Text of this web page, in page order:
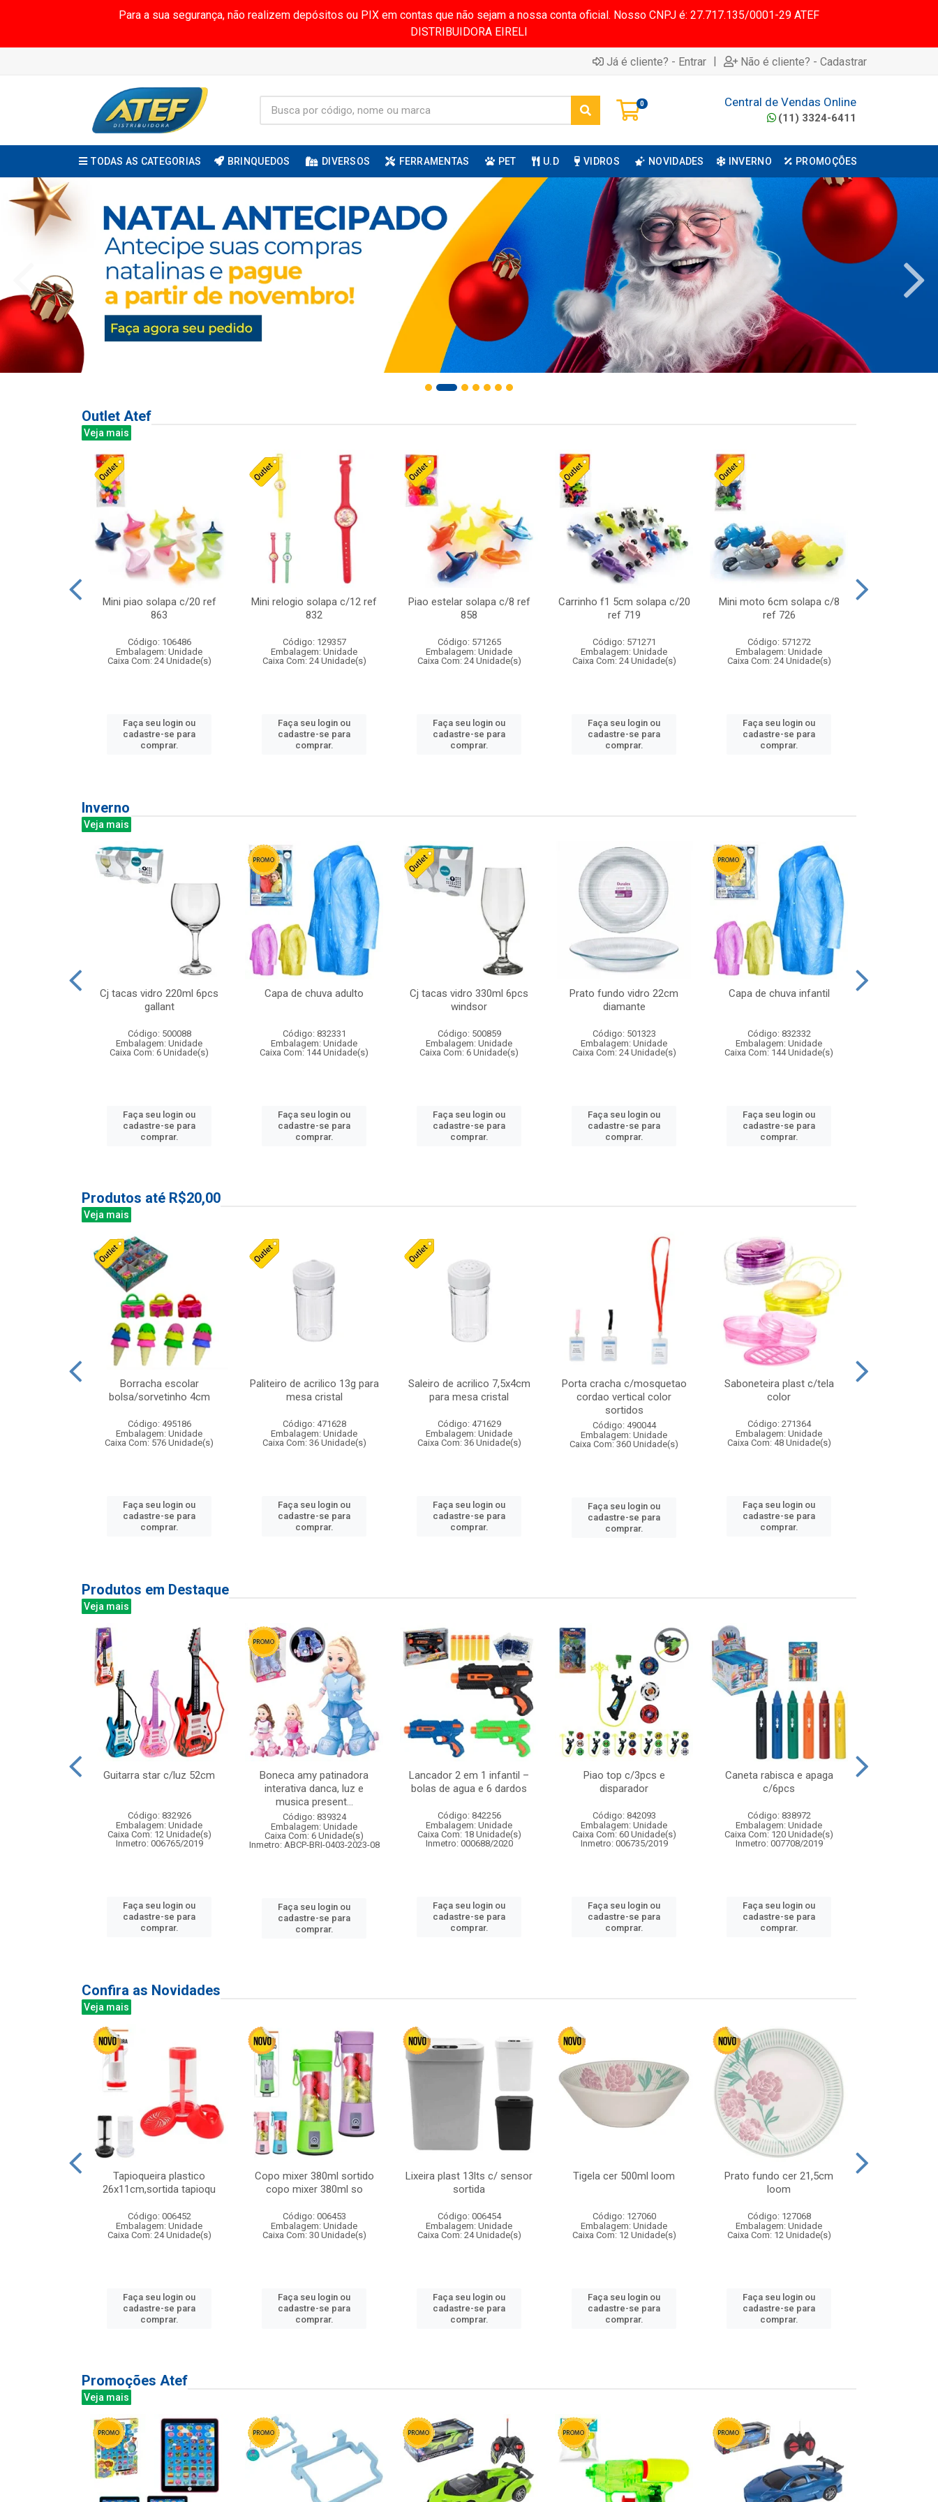
Para a sua segurança, não realizem depósitos ou PIX em contas que não sejam a nossa conta oficial. Nosso CNPJ é: 27.717.135/0001-29 ATEF
DISTRIBUIDORA EIRELI
Já é cliente? - Entrar | Não é cliente? - Cadastrar
0 Central de Vendas Online
(11) 3324-6411
TODAS AS CATEGORIAS BRINQUEDOS DIVERSOS FERRAMENTAS PET U.D VIDROS NOVIDADES INVERNO PROMOÇÕES
Outlet Atef
Veja mais
Mini piao solapa c/20 ref
863
Código: 106486
Embalagem: Unidade
Caixa Com: 24 Unidade(s)
Faça seu login ou
cadastre-se para
comprar.
Mini relogio solapa c/12 ref
832
Código: 129357
Embalagem: Unidade
Caixa Com: 24 Unidade(s)
Faça seu login ou
cadastre-se para
comprar.
Piao estelar solapa c/8 ref
858
Código: 571265
Embalagem: Unidade
Caixa Com: 24 Unidade(s)
Faça seu login ou
cadastre-se para
comprar.
Carrinho f1 5cm solapa c/20
ref 719
Código: 571271
Embalagem: Unidade
Caixa Com: 24 Unidade(s)
Faça seu login ou
cadastre-se para
comprar.
Mini moto 6cm solapa c/8
ref 726
Código: 571272
Embalagem: Unidade
Caixa Com: 24 Unidade(s)
Faça seu login ou
cadastre-se para
comprar.
Inverno
Veja mais
Cj tacas vidro 220ml 6pcs
gallant
Código: 500088
Embalagem: Unidade
Caixa Com: 6 Unidade(s)
Faça seu login ou
cadastre-se para
comprar.
Capa de chuva adulto
Código: 832331
Embalagem: Unidade
Caixa Com: 144 Unidade(s)
Faça seu login ou
cadastre-se para
comprar.
Cj tacas vidro 330ml 6pcs
windsor
Código: 500859
Embalagem: Unidade
Caixa Com: 6 Unidade(s)
Faça seu login ou
cadastre-se para
comprar.
Prato fundo vidro 22cm
diamante
Código: 501323
Embalagem: Unidade
Caixa Com: 24 Unidade(s)
Faça seu login ou
cadastre-se para
comprar.
Capa de chuva infantil
Código: 832332
Embalagem: Unidade
Caixa Com: 144 Unidade(s)
Faça seu login ou
cadastre-se para
comprar.
Produtos até R$20,00
Veja mais
Borracha escolar
bolsa/sorvetinho 4cm
Código: 495186
Embalagem: Unidade
Caixa Com: 576 Unidade(s)
Faça seu login ou
cadastre-se para
comprar.
Paliteiro de acrilico 13g para
mesa cristal
Código: 471628
Embalagem: Unidade
Caixa Com: 36 Unidade(s)
Faça seu login ou
cadastre-se para
comprar.
Saleiro de acrilico 7,5x4cm
para mesa cristal
Código: 471629
Embalagem: Unidade
Caixa Com: 36 Unidade(s)
Faça seu login ou
cadastre-se para
comprar.
Porta cracha c/mosquetao
cordao vertical color
sortidos
Código: 490044
Embalagem: Unidade
Caixa Com: 360 Unidade(s)
Faça seu login ou
cadastre-se para
comprar.
Saboneteira plast c/tela
color
Código: 271364
Embalagem: Unidade
Caixa Com: 48 Unidade(s)
Faça seu login ou
cadastre-se para
comprar.
Produtos em Destaque
Veja mais
Guitarra star c/luz 52cm
Código: 832926
Embalagem: Unidade
Caixa Com: 12 Unidade(s)
Inmetro: 006765/2019
Faça seu login ou
cadastre-se para
comprar.
Boneca amy patinadora
interativa danca, luz e
musica present...
Código: 839324
Embalagem: Unidade
Caixa Com: 6 Unidade(s)
Inmetro: ABCP-BRI-0403-2023-08
Faça seu login ou
cadastre-se para
comprar.
Lancador 2 em 1 infantil –
bolas de agua e 6 dardos
Código: 842256
Embalagem: Unidade
Caixa Com: 18 Unidade(s)
Inmetro: 000688/2020
Faça seu login ou
cadastre-se para
comprar.
Piao top c/3pcs e
disparador
Código: 842093
Embalagem: Unidade
Caixa Com: 60 Unidade(s)
Inmetro: 006735/2019
Faça seu login ou
cadastre-se para
comprar.
Caneta rabisca e apaga
c/6pcs
Código: 838972
Embalagem: Unidade
Caixa Com: 120 Unidade(s)
Inmetro: 007708/2019
Faça seu login ou
cadastre-se para
comprar.
Confira as Novidades
Veja mais
Tapioqueira plastico
26x11cm,sortida tapioqu
Código: 006452
Embalagem: Unidade
Caixa Com: 24 Unidade(s)
Faça seu login ou
cadastre-se para
comprar.
Copo mixer 380ml sortido
copo mixer 380ml so
Código: 006453
Embalagem: Unidade
Caixa Com: 30 Unidade(s)
Faça seu login ou
cadastre-se para
comprar.
Lixeira plast 13lts c/ sensor
sortida
Código: 006454
Embalagem: Unidade
Caixa Com: 24 Unidade(s)
Faça seu login ou
cadastre-se para
comprar.
Tigela cer 500ml loom
Código: 127060
Embalagem: Unidade
Caixa Com: 12 Unidade(s)
Faça seu login ou
cadastre-se para
comprar.
Prato fundo cer 21,5cm
loom
Código: 127068
Embalagem: Unidade
Caixa Com: 12 Unidade(s)
Faça seu login ou
cadastre-se para
comprar.
Promoções Atef
Veja mais